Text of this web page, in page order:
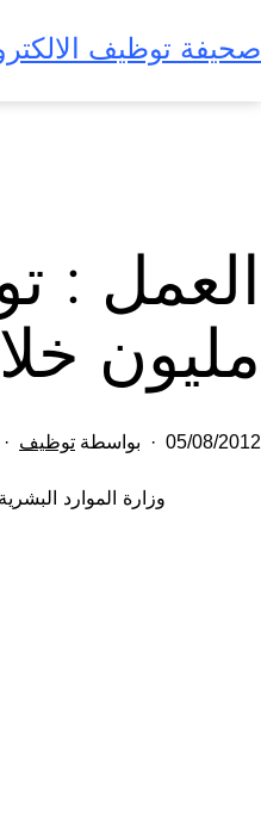
إلى
المحتوى
صحيفة توظيف
مليون
تم
في
05/08/2012 بواسطة توظيف
وزارة الموارد